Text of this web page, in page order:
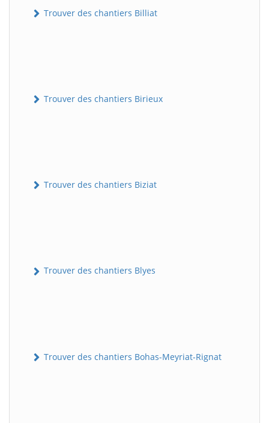
Trouver des chantiers Billiat
Trouver des chantiers Birieux
Trouver des chantiers Biziat
Trouver des chantiers Blyes
Trouver des chantiers Bohas-Meyriat-Rignat